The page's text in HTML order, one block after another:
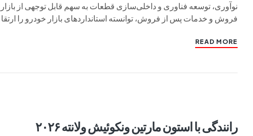
نوآوری، توسعه فناوری و داخلی‌سازی قطعات به سهم قابل توجهی از
فروش و خدمات پس از فروش، توانسته استانداردهای بازار خودرو را
READ MORE
رانندگی با استون مارتین ونکوئیش ولانته ۲۰۲۶